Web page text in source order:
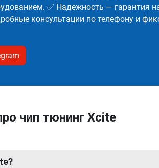
✅ Надежность — гарантия
консультации по телефону и
чип тюнинг Xcite